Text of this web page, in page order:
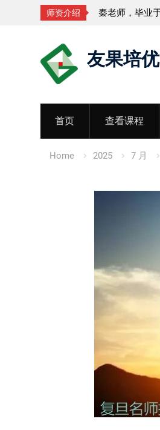
师资介绍
毕业于江苏理工学院
友果培优
首页 查看课程
Home 2025 7 月